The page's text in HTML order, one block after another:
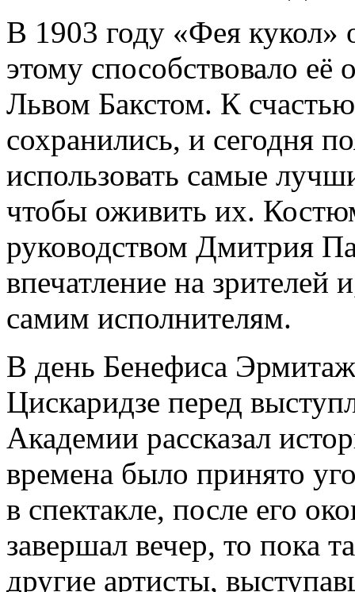
В 1903 году «Фея кукол»
этому способствовало
Львом Бакстом. К
сохранились, и сегодня
использовать самые
чтобы оживить их.
руководством Дмитрия
впечатление на зрителей
самим исполнителям.
В день Бенефиса
Цискаридзе перед
Академии рассказал
времена было принято
в спектакле, после его
завершал вечер, то пока
другие артисты,